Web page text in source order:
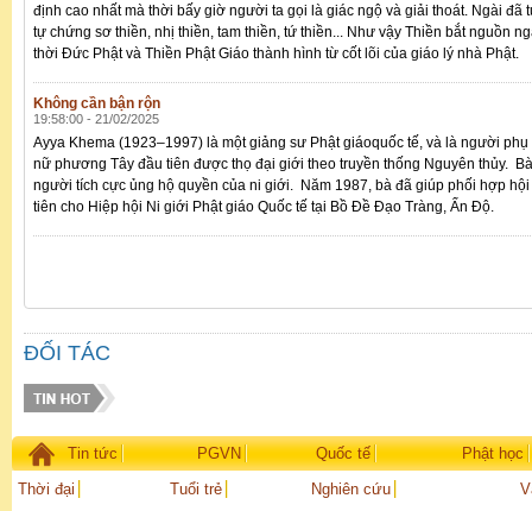
định cao nhất mà thời bấy giờ người ta gọi là giác ngộ và giải thoát. Ngài đã
tự chứng sơ thiền, nhị thiền, tam thiền, tứ thiền... Như vậy Thiền bắt nguồn
thời Đức Phật và Thiền Phật Giáo thành hình từ cốt lõi của giáo lý nhà Phật.
Không cần bận rộn
19:58:00 - 21/02/2025
Ayya Khema (1923–1997) là một giảng sư Phật giáoquốc tế, và là người phụ
nữ phương Tây đầu tiên được thọ đại giới theo truyền thống Nguyên thủy.
người tích cực ủng hộ quyền của ni giới. Năm 1987, bà đã giúp phối hợp
tiên cho Hiệp hội Ni giới Phật giáo Quốc tế tại Bồ Đề Đạo Tràng, Ấn Độ.
ĐỐI TÁC
Tin tức PGVN Quốc tế
Phật học
Thời đại
Tuổi trẻ Nghiên cứu